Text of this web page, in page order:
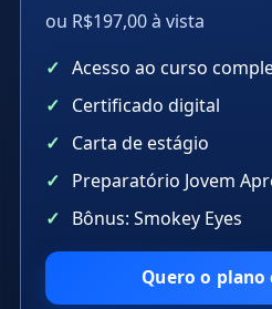
ou R$197,00 à vista
Acesso ao curso
Certificado digital
Carta de estágio
Preparatório Jovem
Bônus: Smokey Eyes
Quero o